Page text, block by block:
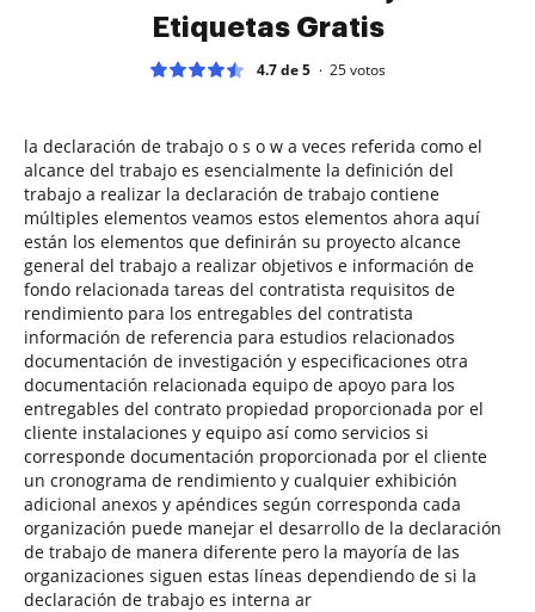
Etiquetas Gratis
4.7 de 5 25votos
la declaración de trabajo o s o w a veces referida como el
alcance del trabajo es esencialmente la definición del
trabajo a realizar la declaración de trabajo contiene
múltiples elementos veamos estos elementos ahora aquí
están los elementos que definirán su proyecto alcance
general del trabajo a realizar objetivos e información de
fondo relacionada tareas del contratista requisitos de
rendimiento para los entregables del contratista
información de referencia para estudios relacionados
documentación de investigación y especificaciones otra
documentación relacionada equipo de apoyo para los
entregables del contrato propiedad proporcionada por el
cliente instalaciones y equipo así como servicios si
corresponde documentación proporcionada por el cliente
un cronograma de rendimiento y cualquier exhibición
adicional anexos y apéndices según corresponda cada
organización puede manejar el desarrollo de la declaración
de trabajo de manera diferente pero la mayoría de las
organizaciones siguen estas líneas dependiendo de si la
declaración de trabajo es interna ar